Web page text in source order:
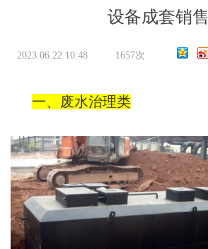
设备成套销售
2023.06.22 10:48 1657次
一、废水治理类